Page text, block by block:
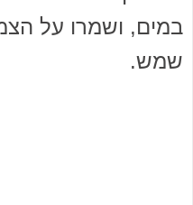
במים, ושמרו על
שמש.